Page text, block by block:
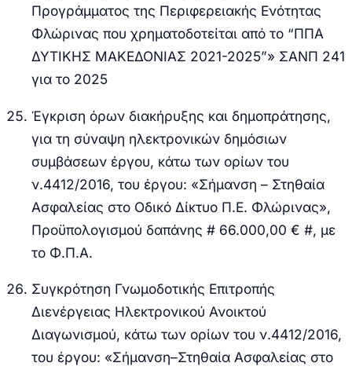
Προγράμματος της Περιφερειακής Ενότητας
Φλώρινας που χρηματοδοτείται από τo “ΠΠΑ
ΔΥΤΙΚΗΣ ΜΑΚΕΔΟΝΙΑΣ 2021-2025”» ΣΑΝΠ 241
για το 2025
Έγκριση όρων διακήρυξης και δημοπράτησης,
για τη σύναψη ηλεκτρονικών δημόσιων
συμβάσεων έργου, κάτω των ορίων του
ν.4412/2016, του έργου: «Σήμανση – Στηθαία
Ασφαλείας στο Οδικό Δίκτυο Π.Ε. Φλώρινας»,
Προϋπολογισμού δαπάνης # 66.000,00 € #, με
το Φ.Π.Α.
Συγκρότηση Γνωμοδοτικής Επιτροπής
Διενέργειας Ηλεκτρονικού Ανοικτού
Διαγωνισμού, κάτω των ορίων του ν.4412/2016,
του έργου: «Σήμανση–Στηθαία Ασφαλείας στο